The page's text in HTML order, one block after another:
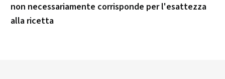
non necessariamente corrisponde per l'esattezza
alla ricetta